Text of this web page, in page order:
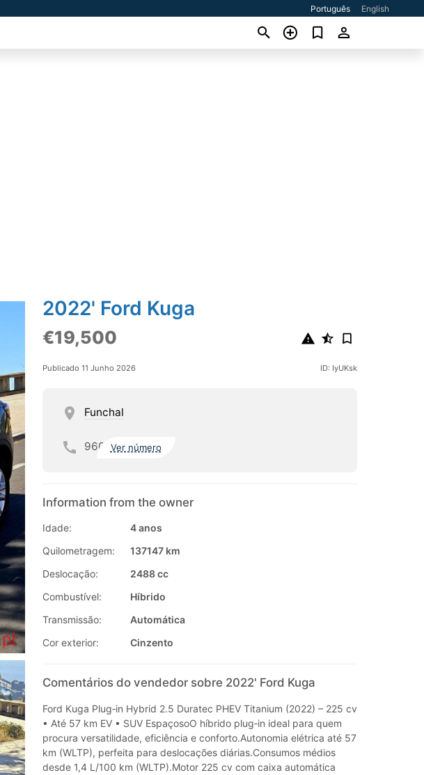
Português English
2022' Ford Kuga
€19,500
Publicado 11 Junho 2026 ID: IyUKsk
Funchal
960 Ver número
Information from the owner
Idade:
4 anos
Quilometragem:
137147 km
Deslocação:
2488 cc
Combustível:
Híbrido
Transmissão:
Automática
Cor exterior:
Cinzento
Comentários do vendedor sobre 2022' Ford Kuga
Ford Kuga Plug‑in Hybrid 2.5 Duratec PHEV Titanium (2022) – 225 cv
• Até 57 km EV • SUV EspaçosoO híbrido plug‑in ideal para quem
procura versatilidade, eficiência e conforto.Autonomia elétrica até 57
km (WLTP), perfeita para deslocações diárias.Consumos médios
desde 1,4 L/100 km (WLTP).Motor 225 cv com caixa automática